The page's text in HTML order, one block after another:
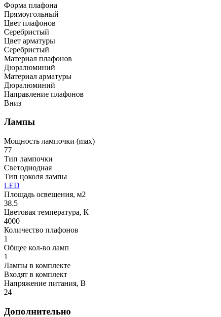
Форма плафона
Прямоугольный
Цвет плафонов
Серебристый
Цвет арматуры
Серебристый
Материал плафонов
Дюралюминий
Материал арматуры
Дюралюминий
Направление плафонов
Вниз
Лампы
Мощность лампочки (max)
77
Тип лампочки
Светодиодная
Тип цоколя лампы
LED
Площадь освещения, м2
38.5
Цветовая температура, К
4000
Количество плафонов
1
Общее кол-во ламп
1
Лампы в комплекте
Входят в комплект
Напряжение питания, В
24
Дополнительно